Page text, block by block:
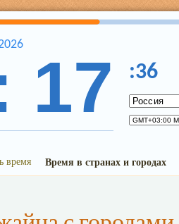
17 :36
время Время в странах и городах